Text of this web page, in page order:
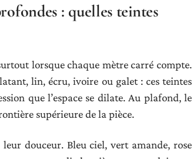
: quelles teintes
lorsque chaque mètre carré compte.
lin, écru, ivoire ou galet : ces teintes
que l’espace se dilate. Au plafond, le
supérieure de la pièce.
leur douceur. Bleu ciel, vert amande, rose